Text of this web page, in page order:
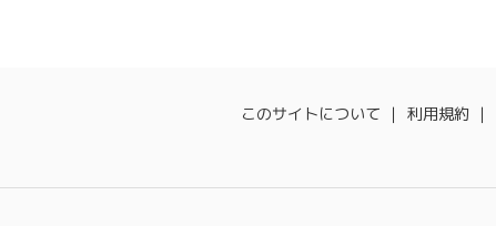
このサイトについて 利用規約